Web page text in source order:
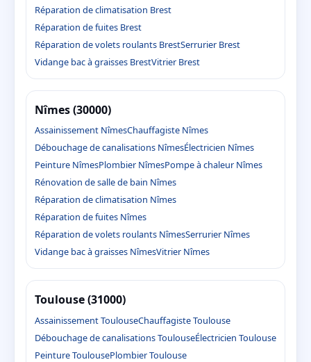
Réparation de climatisation Brest
Réparation de fuites Brest
Réparation de volets roulants BrestSerrurier Brest
Vidange bac à graisses BrestVitrier Brest
Nîmes (30000)
Assainissement NîmesChauffagiste Nîmes
Débouchage de canalisations NîmesÉlectricien Nîmes
Peinture NîmesPlombier NîmesPompe à chaleur Nîmes
Rénovation de salle de bain Nîmes
Réparation de climatisation Nîmes
Réparation de fuites Nîmes
Réparation de volets roulants NîmesSerrurier Nîmes
Vidange bac à graisses NîmesVitrier Nîmes
Toulouse (31000)
Assainissement ToulouseChauffagiste Toulouse
Débouchage de canalisations ToulouseÉlectricien Toulouse
Peinture ToulousePlombier Toulouse